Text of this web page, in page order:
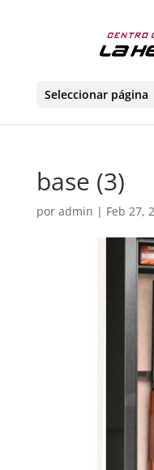
Seleccionar página
base (3)
por admin | Feb 27,